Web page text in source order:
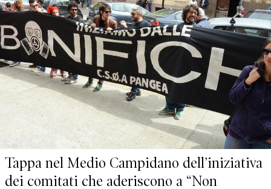
Tappa nel Medio Campidano dell’iniziativa
dei comitati che aderiscono a “Non